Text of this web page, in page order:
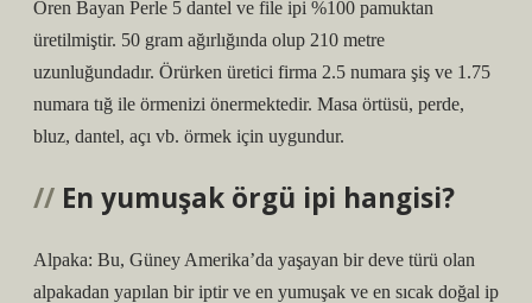
Ören Bayan Perle 5 dantel ve file ipi %100 pamuktan
üretilmiştir. 50 gram ağırlığında olup 210 metre
uzunluğundadır. Örürken üretici firma 2.5 numara şiş ve 1.75
numara tığ ile örmenizi önermektedir. Masa örtüsü, perde,
bluz, dantel, açı vb. örmek için uygundur.
En yumuşak örgü ipi hangisi?
Alpaka: Bu, Güney Amerika’da yaşayan bir deve türü olan
alpakadan yapılan bir iptir ve en yumuşak ve en sıcak doğal ip